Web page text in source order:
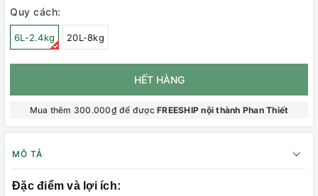
Quy cách:
6L-2.4kg 20L-8kg
HẾT HÀNG
Mua thêm 300.000₫ để đượcFREESHIP nội thành Phan Thiết
MÔ TẢ
Đặc điểm và lợi ích: